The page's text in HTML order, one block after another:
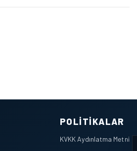
POLITIKALAR
KVKK Aydınlatma Metni